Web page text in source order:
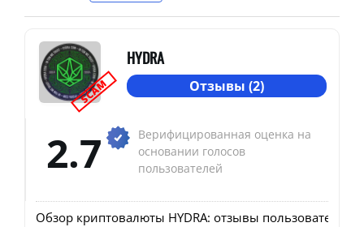
SCAM
HYDRA
Отзывы (2)
2.7
Верифицированная оценка на
основании голосов
пользователей
Обзор криптовалюты HYDRA: отзывы пользователей,